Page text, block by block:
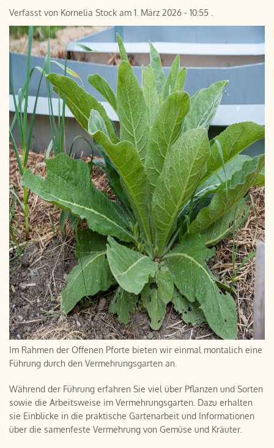
Verfasst von Kornelia Stock am 1. März 2026 - 10:55
Im Rahmen der Offenen Pforte bieten wir einmal montalich eine
Führung durch den Vermehrungsgarten an.
Während der Führung erfahren Sie viel über Pflanzen und Sorten
sowie die Arbeitsweise im Vermehrungsgarten. Dazu erhalten
sie Einblicke in die praktische Gartenarbeit und Informationen
über die samenfeste Vermehrung von Gemüse und Kräuter.